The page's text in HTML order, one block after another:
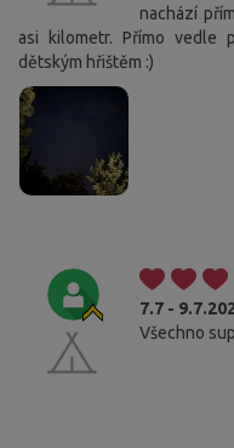
nachází
asi kilometr. Přímo vedle
dětským hřištěm :)
7.7 -
Všechno